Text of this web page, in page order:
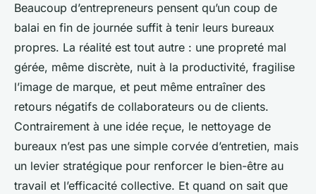
Beaucoup d’entrepreneurs pensent qu’un coup de
balai en fin de journée suffit à tenir leurs bureaux
propres. La réalité est tout autre : une propreté mal
gérée, même discrète, nuit à la productivité, fragilise
l’image de marque, et peut même entraîner des
retours négatifs de collaborateurs ou de clients.
Contrairement à une idée reçue, le nettoyage de
bureaux n’est pas une simple corvée d’entretien, mais
un levier stratégique pour renforcer le bien-être au
travail et l’efficacité collective. Et quand on sait que